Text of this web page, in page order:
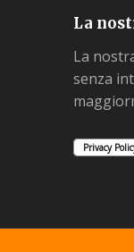
La
La
senza
Privacy